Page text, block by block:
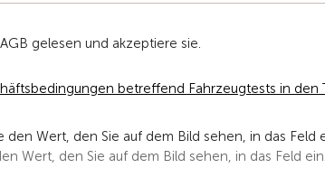
gelesen und akzeptiere sie.
betreffend Fahrzeugtests in den
Wert, den Sie auf dem Bild sehen, in das Feld ein.